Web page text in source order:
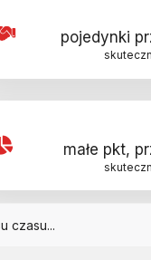
pojedynki
małe pkt,
czasu...